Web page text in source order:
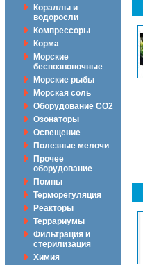
Кораллы и
водоросли
Компрессоры
Корма
Морские
беспозвоночные
Морские рыбы
Морская соль
Оборудование CO2
Озонаторы
Освещение
Полезные мелочи
Прочее
оборудование
Помпы
Терморегуляция
Реакторы
Террариумы
Фильтрация и
стерилизация
Химия